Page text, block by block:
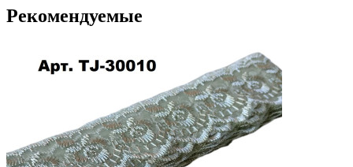
Рекомендуемые